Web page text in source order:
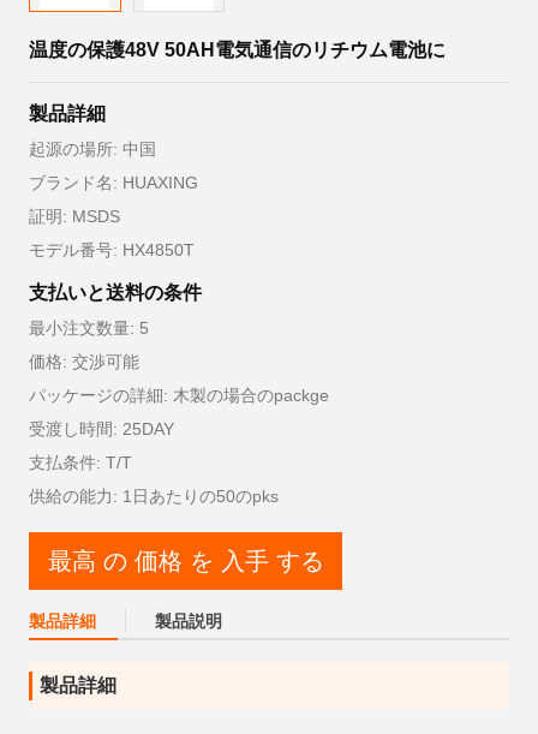
温度の保護48V 50AH電気通信のリチウム電池に
製品詳細
起源の場所: 中国
ブランド名: HUAXING
証明: MSDS
モデル番号: HX4850T
支払いと送料の条件
最小注文数量: 5
価格: 交渉可能
パッケージの詳細: 木製の場合のpackge
受渡し時間: 25DAY
支払条件: T/T
供給の能力: 1日あたりの50のpks
最高 の 価格 を 入手 する
製品詳細 製品説明
製品詳細